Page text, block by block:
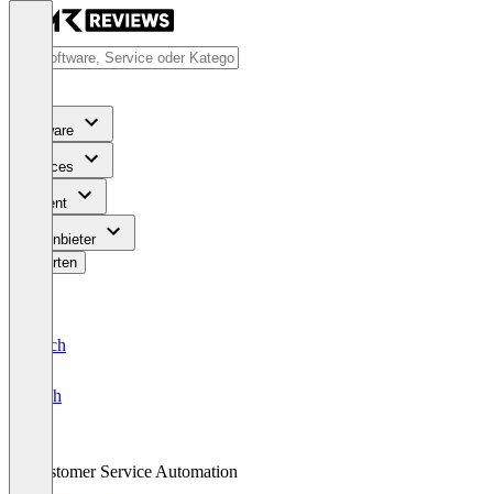
Software
Services
Content
Für Anbieter
Bewerten
Deutsch
English
Customer Service Automation